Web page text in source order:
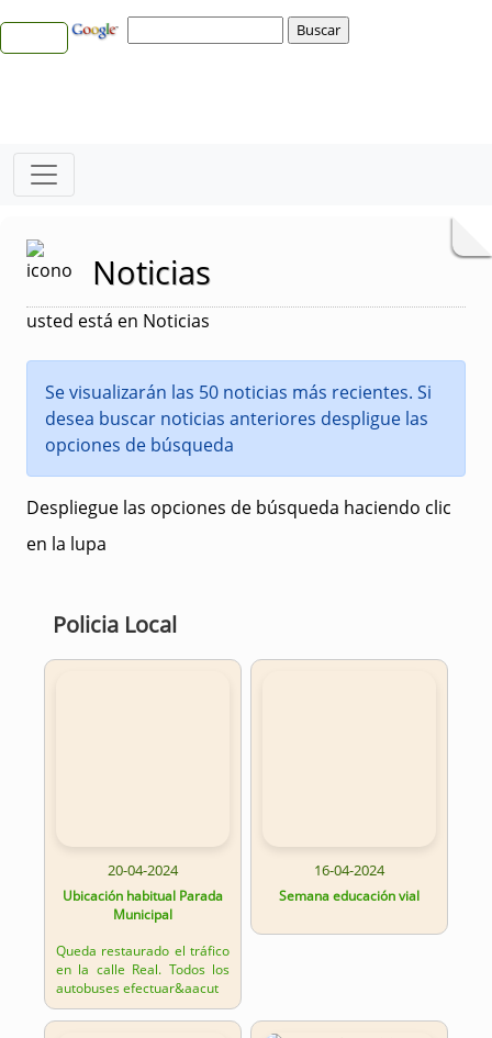
Noticias
usted está en Noticias
Se visualizarán las 50 noticias más recientes. Si
desea buscar noticias anteriores despligue las
opciones de búsqueda
Despliegue las opciones de búsqueda haciendo clic
en la lupa
Policia Local
20-04-2024
Ubicación habitual Parada
Municipal
Queda restaurado el tráfico
en la calle Real. Todos los
autobuses efectuar&aacut
16-04-2024
Semana educación vial